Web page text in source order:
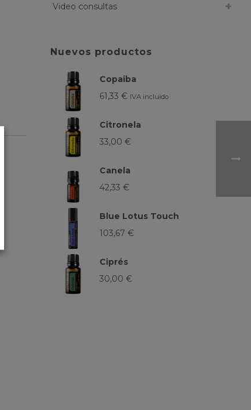
Video consultas
Nuevos productos
Copaiba
61,33€ IVA incluido
Citronela
33,00€
Canela
42,33€
Blue Lotus Touch
103,67€
Ciprés
30,00€